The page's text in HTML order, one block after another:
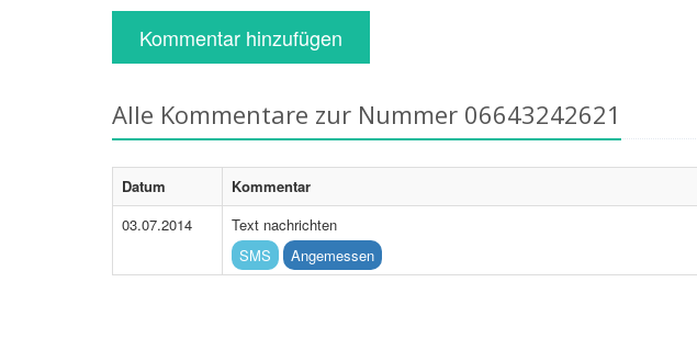
Kommentar hinzufügen
Alle Kommentare zur Nummer 06643242621
Datum
Kommentar
03.07.2014
Text nachrichten
SMS
Angemessen